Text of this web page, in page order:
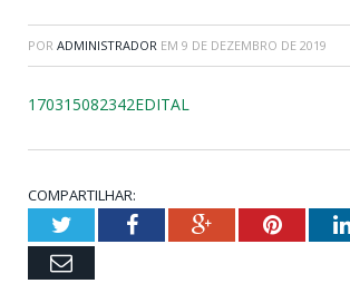
POR ADMINISTRADOR EM 9 DE DEZEMBRO DE 2019
170315082342EDITAL
COMPARTILHAR:
TwitterFacebookGoogle+
Email